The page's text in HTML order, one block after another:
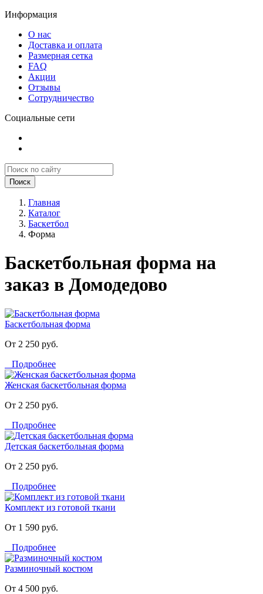
Информация
О нас
Доставка и оплата
Размерная сетка
FAQ
Акции
Отзывы
Сотрудничество
Социальные сети
Поиск
Главная
Каталог
Баскетбол
Форма
Баскетбольная форма на
заказ в Домодедово
Баскетбольная форма
От 2 250 руб.
Подробнее
Женская баскетбольная форма
От 2 250 руб.
Подробнее
Детская баскетбольная форма
От 2 250 руб.
Подробнее
Комплект из готовой ткани
От 1 590 руб.
Подробнее
Разминочный костюм
От 4 500 руб.